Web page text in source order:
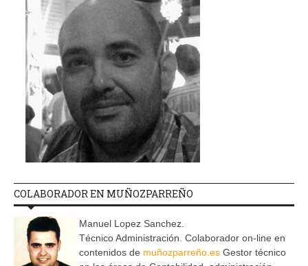
COLABORADOR EN MUÑOZPARREÑO
Manuel Lopez Sanchez.
Técnico Administración. Colaborador on-line en
contenidos de muñozparreño.es Gestor técnico